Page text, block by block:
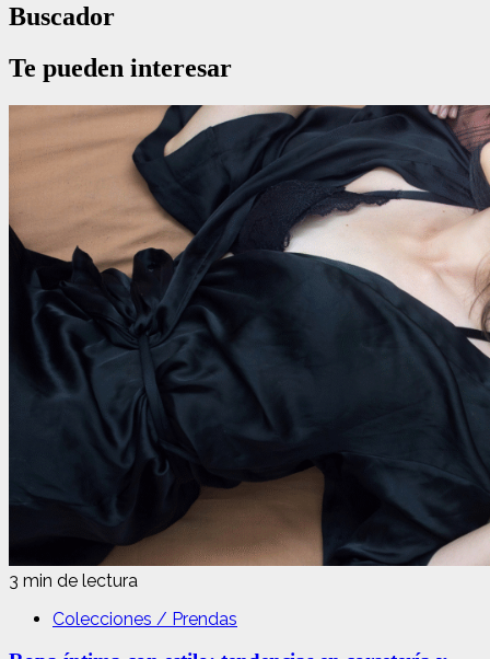
Buscador
Te pueden interesar
3 min de lectura
Colecciones / Prendas